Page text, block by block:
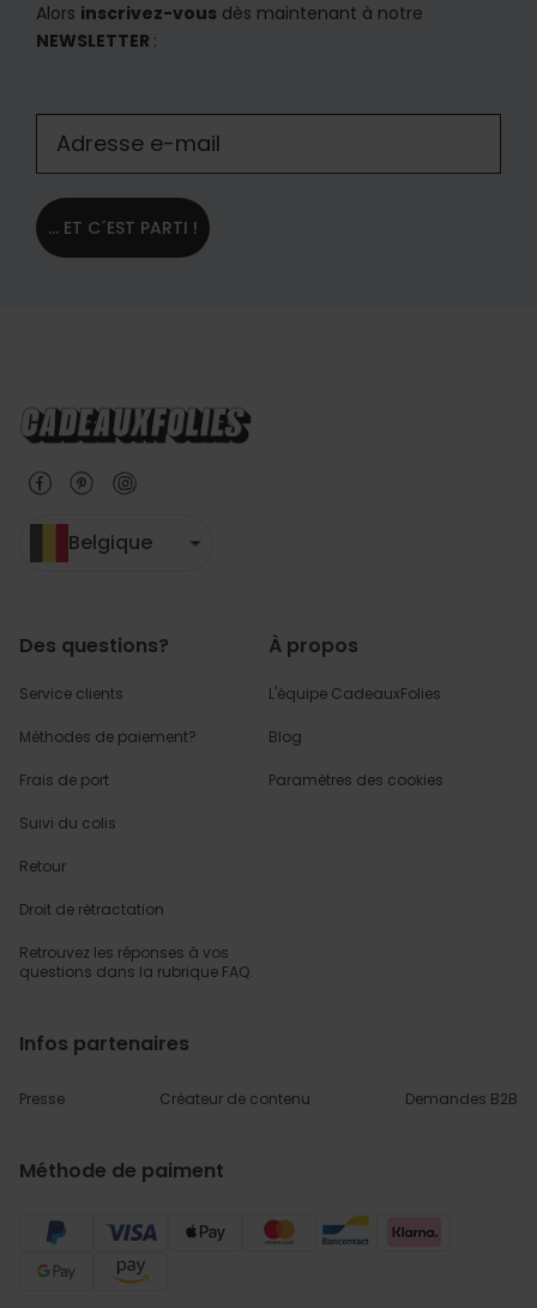
Alors inscrivez-vous dès maintenant à notre
NEWSLETTER :
... ET C´EST PARTI !
Belgique
Des questions?
Service clients
Méthodes de paiement?
Frais de port
Suivi du colis
Retour
Droit de rétractation
Retrouvez les réponses à vos
questions dans la rubrique FAQ.
À propos
L'équipe CadeauxFolies
Blog
Paramètres des cookies
Infos partenaires
Presse Créateur de contenu Demandes B2B
Méthode de paiment